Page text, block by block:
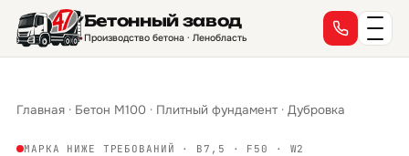
Бетонный завод
Производство бетона · Ленобласть
Главная · Бетон М100 · Плитный фундамент · Дубровка
МАРКА НИЖЕ ТРЕБОВАНИЙ · B7,5 · F50 · W2